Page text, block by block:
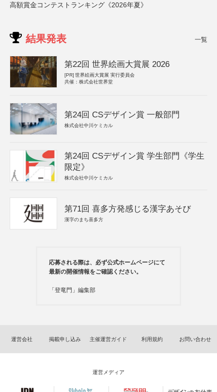
高額賞金コンテストランキング《2026年夏》
結果発表 一覧
第22回 世界絵画大賞展 2026
[PR] 世界絵画大賞展 実行委員会
共催：株式会社世界堂
第24回 CSデザイン賞 一般部門
株式会社中川ケミカル
第24回 CSデザイン賞 学生部門《学生
限定》
株式会社中川ケミカル
第71回 喜多方発感じる漢字あそび
漢字のまち喜多方
応募される際は、必ず公式ホームページにて
最新の開催情報をご確認ください。
「登竜門」編集部
運営会社 掲載申し込み 主催運営ガイド 利用規約 お問い合わせ
運営メディア